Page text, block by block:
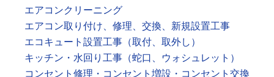
エアコンクリーニング
エアコン取り付け、修理、交換、新規設置工事
エコキュート設置工事（取付、取外し）
キッチン・水回り工事（蛇口、ウォシュレット）
コンセント修理・コンセント増設・コンセント交換